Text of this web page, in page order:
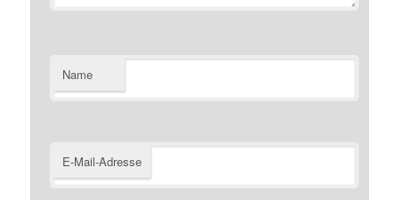
Name
E-Mail-Adresse